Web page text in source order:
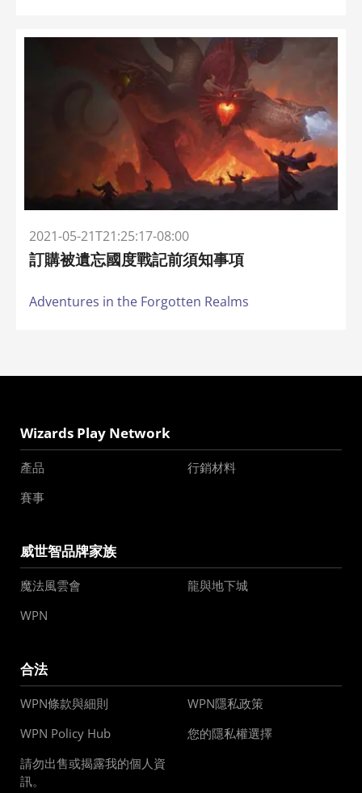
2021-05-21T21:25:17-08:00
訂購被遺忘國度戰記前須知事項
Adventures in the Forgotten Realms
Wizards Play Network
產品
行銷材料
賽事
威世智品牌家族
魔法風雲會
龍與地下城
WPN
合法
WPN條款與細則
WPN隱私政策
WPN Policy Hub
您的隱私權選擇
請勿出售或揭露我的個人資
訊。